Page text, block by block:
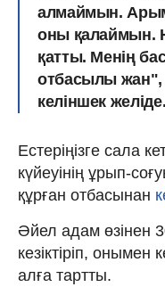
алмаймын. Арым
оны қалаймын.
қатты. Менің
отбасылы
келіншек желіде.
Естеріңізге сала
күйеуінің ұрып-
құрған отбасынан
Әйел адам өзінен
кезіктіріп, онымен
алға тартты.